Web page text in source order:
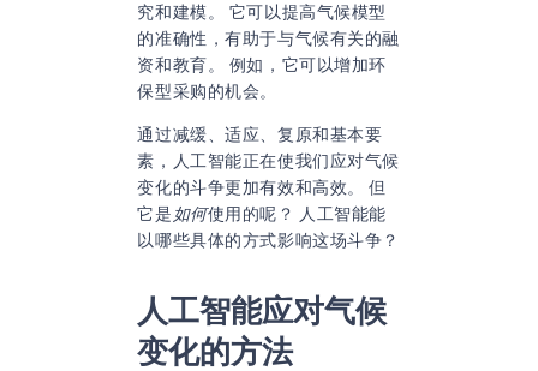
究和建模。 它可以提高气候模型
的准确性，有助于与气候有关的融
资和教育。 例如，它可以增加环
保型采购的机会。
通过减缓、适应、复原和基本要
素，人工智能正在使我们应对气候
变化的斗争更加有效和高效。 但
它是 如何使用的呢？ 人工智能能
以哪些具体的方式影响这场斗争？
人工智能应对气候
变化的方法